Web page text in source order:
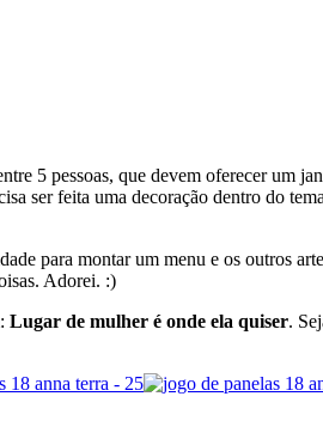
5 pessoas, que devem oferecer um
ser feita uma decoração dentro do
para montar um menu e os outros
Adorei. :)
Lugar de mulher é onde ela quiser.